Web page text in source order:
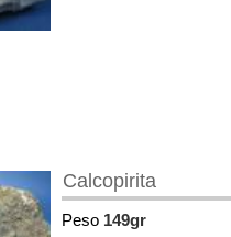
Calcopirita
Peso 149gr